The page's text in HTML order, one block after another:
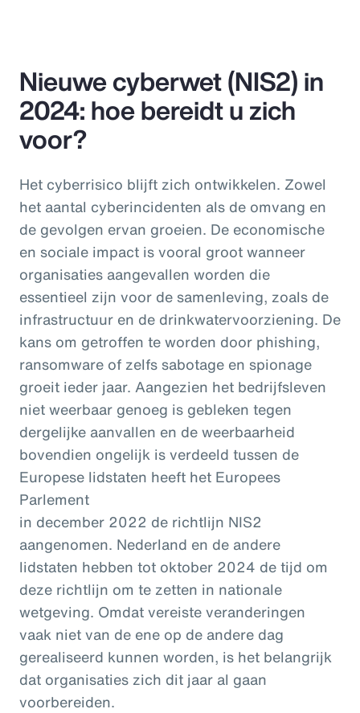
Nieuwe cyberwet (NIS2) in
2024: hoe bereidt u zich
voor?
Het cyberrisico blijft zich ontwikkelen. Zowel
het aantal cyberincidenten als de omvang en
de gevolgen ervan groeien. De economische
en sociale impact is vooral groot wanneer
organisaties aangevallen worden die
essentieel zijn voor de samenleving, zoals de
infrastructuur en de drinkwatervoorziening. De
kans om getroffen te worden door phishing,
ransomware of zelfs sabotage en spionage
groeit ieder jaar. Aangezien het bedrijfsleven
niet weerbaar genoeg is gebleken tegen
dergelijke aanvallen en de weerbaarheid
bovendien ongelijk is verdeeld tussen de
Europese lidstaten heeft het Europees
Parlement
in december 2022 de richtlijn NIS2
aangenomen. Nederland en de andere
lidstaten hebben tot oktober 2024 de tijd om
deze richtlijn om te zetten in nationale
wetgeving. Omdat vereiste veranderingen
vaak niet van de ene op de andere dag
gerealiseerd kunnen worden, is het belangrijk
dat organisaties zich dit jaar al gaan
voorbereiden.